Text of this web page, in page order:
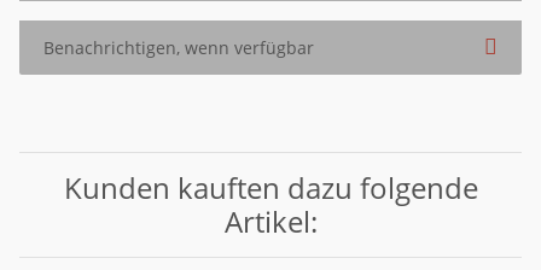
Benachrichtigen, wenn verfügbar
Kunden kauften dazu folgende
Artikel: